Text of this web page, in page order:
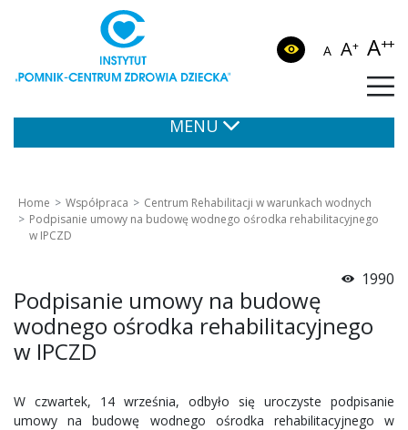
A A+ A++
MENU
Home Współpraca
Centrum Rehabilitacji w warunkach wodnych
Podpisanie umowy na budowę wodnego ośrodka rehabilitacyjnego
w IPCZD
1990
Podpisanie umowy na budowę
wodnego ośrodka rehabilitacyjnego
w IPCZD
W czwartek, 14 września, odbyło się uroczyste podpisanie
umowy na budowę wodnego ośrodka rehabilitacyjnego w